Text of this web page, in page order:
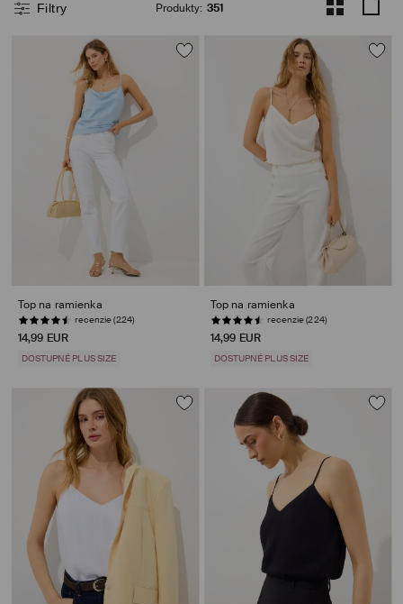
Filtry Produkty: 351
Top na ramienka
recenzie (224)
14,99 EUR
DOSTUPNÉ PLUS SIZE
Top na ramienka
recenzie (224)
14,99 EUR
DOSTUPNÉ PLUS SIZE